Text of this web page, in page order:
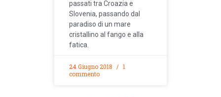
passati tra Croazia e
Slovenia, passando dal
paradiso di un mare
cristallino al fango e alla
fatica.
24 Giugno 2018
1
commento